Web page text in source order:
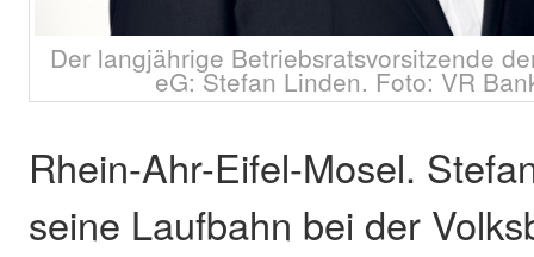
Der langjährige Betriebsratsvorsitzende
eG: Stefan Linden. Foto: VR
Rhein-Ahr-Eifel-Mosel.
seine Laufbahn bei der